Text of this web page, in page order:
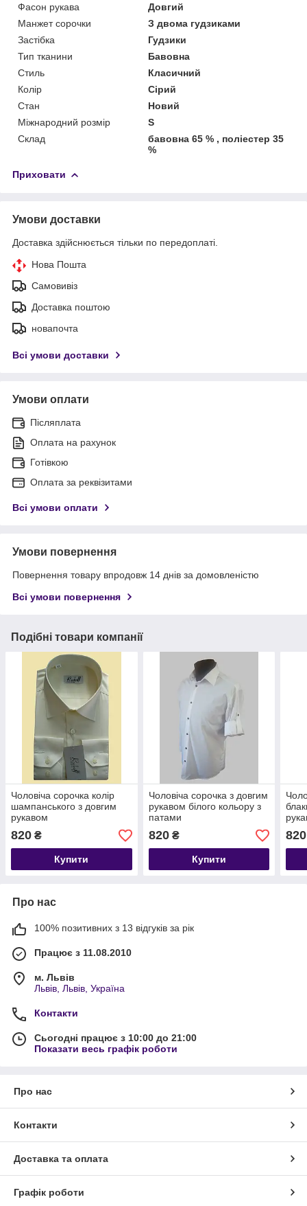
Фасон рукава
Довгий
Манжет сорочки
З двома гудзиками
Застібка
Гудзики
Тип тканини
Бавовна
Стиль
Класичний
Колір
Сірий
Стан
Новий
Міжнародний розмір
S
Склад
бавовна 65 % , поліестер 35
%
Приховати
Умови доставки
Доставка здійснюється тільки по передоплаті.
Нова Пошта
Самовивіз
Доставка поштою
новапочта
Всі умови доставки
Умови оплати
Післяплата
Оплата на рахунок
Готівкою
Оплата за реквізитами
Всі умови оплати
Умови повернення
Повернення товару впродовж 14 днів за домовленістю
Всі умови повернення
Подібні товари компанії
Чоловіча сорочка колір
шампанського з довгим
рукавом
820 ₴
Купити
Чоловіча сорочка з довгим
рукавом білого кольору з
патами
820₴
Купити
820
Про нас
100% позитивних з 13 відгуків за рік
Працює з 11.08.2010
м. Львів
Львів, Львів, Україна
Контакти
Сьогодні працює з 10:00 до 21:00
Показати весь графік роботи
Про нас
Контакти
Доставка та оплата
Графік роботи